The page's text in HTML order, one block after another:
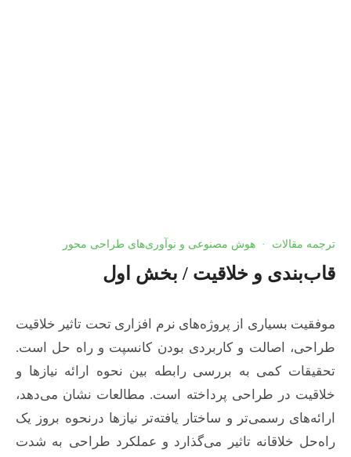
ترجمه مقالات · هوش مصنوعی و نوآوری‌های طراحی محور
قاب‌بندی و خلاقیت / بخش اول
موفقیت بسیاری از پروژه‌های نرم افزاری تحت تاثیر خلاقیت
طراحی، اصالت و کاربردی بودن کانسپت و راه حل است.
تحقیقات کمی به بررسی رابطه بین نحوه ارائه نیازها و
خلاقیت در طراحی پرداخته است. مطالعات نشان می‌دهد،
ارائه‌های رسمی‌تر و ساختار یافته‌تر نیازها درنحوه بروز یک
راه‌حل خلاقانه تاثیر می‌گذارد و عملکرد طراحی به شدت